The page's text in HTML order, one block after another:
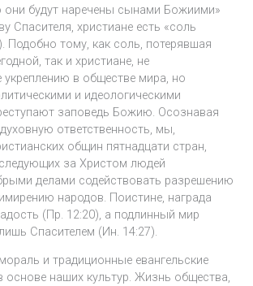
будут наречены сынами Божиими»
Спасителя, христиане есть «соль
Подобно тому, как соль, потерявшая
так и христиане, не
в обществе мира, но
и идеологическими
заповедь Божию. Осознавая
ответственность, мы,
общин пятнадцати стран,
за Христом людей
делами содействовать разрешению
народов. Поистине, награда
(Пр. 12:20), а подлинный мир
Спасителем (Ин. 14:27).
и традиционные евангельские
основе наших культур. Жизнь общества,